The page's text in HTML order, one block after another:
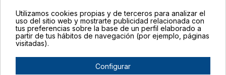
Warm Grey Pale
Utilizamos cookies propias y de terceros para analizar el
uso del sitio web y mostrarte publicidad relacionada con
tus preferencias sobre la base de un perfil elaborado a
partir de tus hábitos de navegación (por ejemplo, páginas
visitadas).
Configurar